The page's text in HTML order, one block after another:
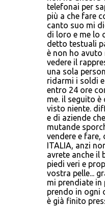
telefonai per
più a che fare
canto suo mi
di loro e me lo
detto testuali
è non ho avuto
vedere il
una sola
ridarmi i soldi
entro 24 ore
me. il seguito
visto niente.
e di aziende
mutande
vendere e fare,
ITALIA, anzi
avrete anche il
piedi veri e
vostra pelle...
mi prendiate in
prendo in ogni
è già finito